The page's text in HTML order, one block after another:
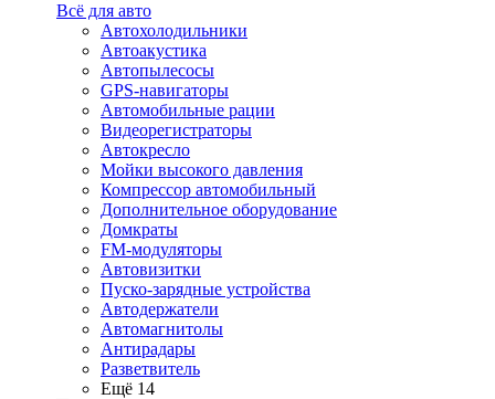
Всё для авто
Автохолодильники
Автоакустика
Автопылесосы
GPS-навигаторы
Автомобильные рации
Видеорегистраторы
Автокресло
Мойки высокого давления
Компрессор автомобильный
Дополнительное оборудование
Домкраты
FM-модуляторы
Автовизитки
Пуско-зарядные устройства
Автодержатели
Автомагнитолы
Антирадары
Разветвитель
Ещё 14